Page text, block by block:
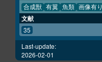
合成獣 有翼 魚類 画像有り
文献
35
Last-update:
2026-02-01